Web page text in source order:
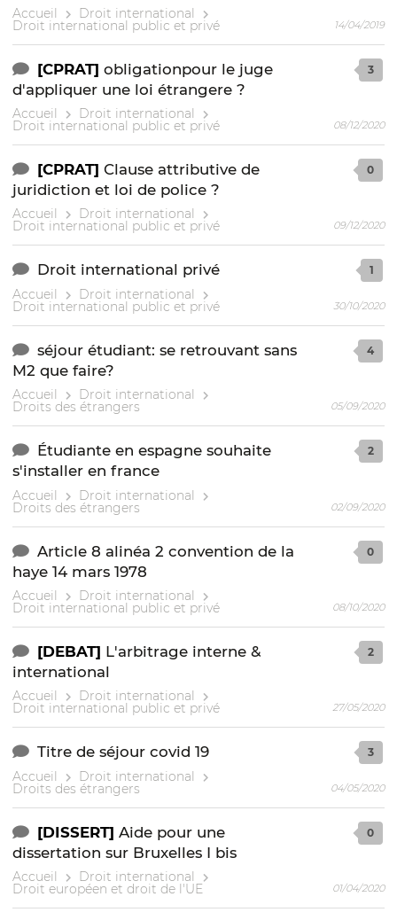
Accueil Droit international
Droit international public et privé 14/04/2019
[CPRAT] obligationpour le juge
d'appliquer une loi étrangere ?
Accueil Droit international
Droit international public et privé
3
08/12/2020
[CPRAT] Clause attributive de
juridiction et loi de police ?
Accueil Droit international
Droit international public et privé
0
09/12/2020
Droit international privé
Accueil Droit international
Droit international public et privé
1
30/10/2020
séjour étudiant: se retrouvant sans
M2 que faire?
Accueil Droit international
Droits des étrangers
4
05/09/2020
Étudiante en espagne souhaite
s'installer en france
Accueil Droit international
Droits des étrangers
2
02/09/2020
Article 8 alinéa 2 convention de la
haye 14 mars 1978
Accueil Droit international
Droit international public et privé
0
08/10/2020
[DEBAT] L'arbitrage interne &
international
Accueil Droit international
Droit international public et privé
2
27/05/2020
Titre de séjour covid 19
Accueil Droit international
Droits des étrangers
3
04/05/2020
[DISSERT] Aide pour une
dissertation sur Bruxelles I bis
Accueil Droit international
Droit européen et droit de l'UE
0
01/04/2020